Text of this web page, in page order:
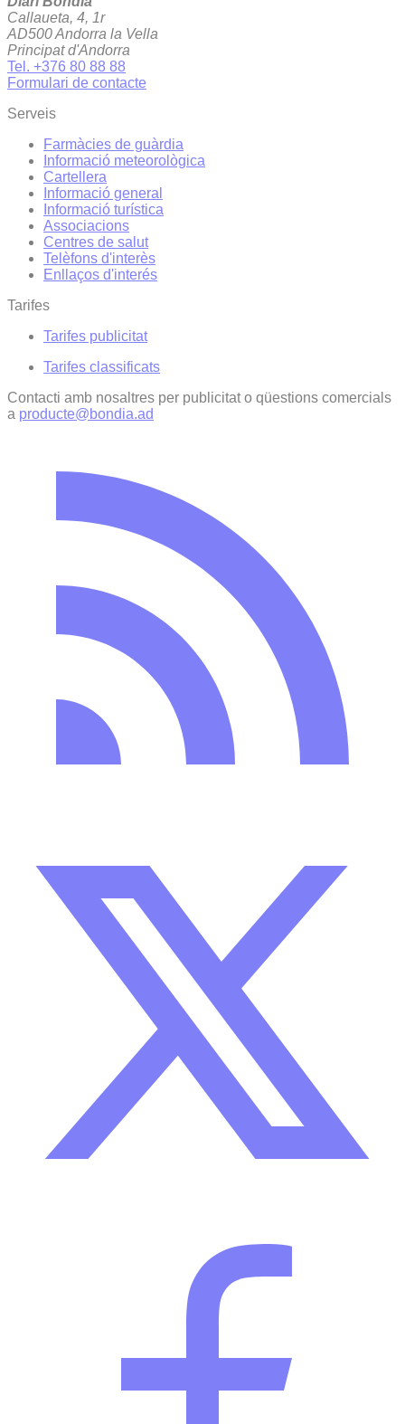
Callaueta, 4, 1r
AD500 Andorra la Vella
Principat d'Andorra
Tel. +376 80 88 88
Formulari de contacte
Serveis
Farmàcies de guàrdia
Informació meteorològica
Cartellera
Informació general
Informació turística
Associacions
Centres de salut
Telèfons d'interès
Enllaços d'interés
Tarifes
Tarifes publicitat
Tarifes classificats
Contacti amb nosaltres per publicitat o qüestions comercials
a producte@bondia.ad